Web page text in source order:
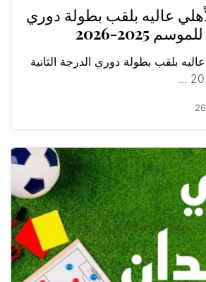
عاليه بلقب بطولة دوري
2025-2026
عاليه بلقب بطولة دوري الدرجة الثانية